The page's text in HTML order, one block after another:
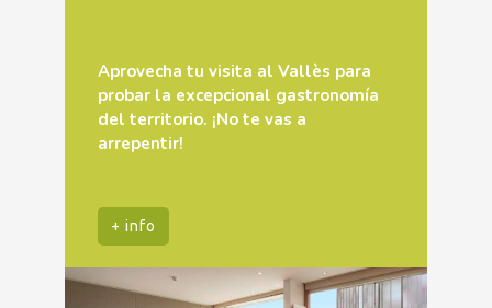
Aprovecha tu visita al Vallès para
probar la excepcional gastronomía
del territorio. ¡No te vas a
arrepentir!
+ info